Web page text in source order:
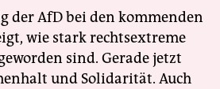
der AfD bei den kommenden
wie stark rechtsextreme
sind. Gerade jetzt
und Solidarität. Auch